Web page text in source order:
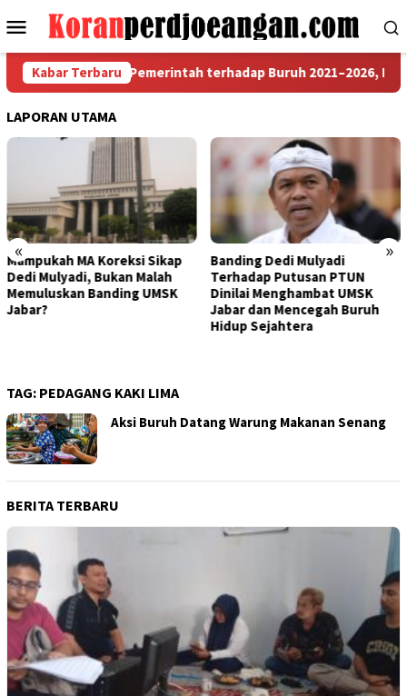
ke
Menu
Mobile
Kabar Terbaru
Kebijakan Pemerintah terhadap Buruh 2021–2026,
LAPORAN UTAMA
« »
Banding Dedi Mulyadi
Terhadap Putusan PTUN
Dinilai Menghambat UMSK
Jabar dan Mencegah Buruh
Bapak Aing
Banding, MA Tak Boleh
Mengubur Putusan
UMSK Jawa Barat
TAG: PEDAGANG KAKI LIMA
Aksi Buruh Datang Warung Makanan Senang
BERITA TERBARU